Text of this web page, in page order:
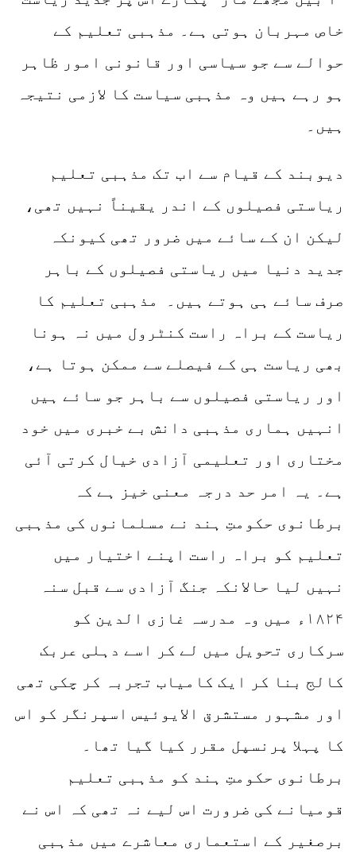
خاص مہربان ہوتی ہے۔ مذہبی تعلیم کے
حوالے سے جو سیاسی اور قانونی امور ظاہر
ہو رہے ہیں وہ مذہبی سیاست کا لازمی نتیجہ
ہیں۔
دیوبند کے قیام سے اب تک مذہبی تعلیم
ریاستی فصیلوں کے اندر یقیناً نہیں تھی،
لیکن ان کے سائے میں ضرور تھی کیونکہ
جدید دنیا میں ریاستی فصیلوں کے باہر
صرف سائے ہی ہوتے ہیں۔ مذہبی تعلیم کا
ریاست کے براہ راست کنٹرول میں نہ ہونا
بھی ریاست ہی کے فیصلے سے ممکن ہوتا ہے،
اور ریاستی فصیلوں سے باہر جو سائے ہیں
انہیں ہماری مذہبی دانش بے خبری میں خود
مختاری اور تعلیمی آزادی خیال کرتی آئی
ہے۔ یہ امر حد درجہ معنی خیز ہے کہ
برطانوی حکومتِ ہند نے مسلمانوں کی مذہبی
تعلیم کو براہ راست اپنے اختیار میں
نہیں لیا حالانکہ جنگ آزادی سے قبل سنہ
۱۸۲۴ء میں وہ مدرسہ غازی الدین کو
سرکاری تحویل میں لے کر اسے دہلی عربک
کالج بنا کر ایک کامیاب تجربہ کر چکی تھی
اور مشہور مستشرق الایوئیس اسپرنگر کو اس
کا پہلا پرنسپل مقرر کیا گیا تھا۔
برطانوی حکومتِ ہند کو مذہبی تعلیم
قومیانے کی ضرورت اس لیے نہ تھی کہ اس نے
برصغیر کے استعماری معاشرے میں مذہبی